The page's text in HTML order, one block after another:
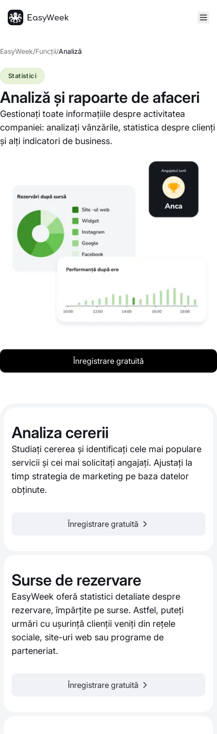
EasyWeek/Funcții/Analiză
Analiză și rapoarte de afaceri
Gestionați toate informațiile despre activitatea
companiei: analizați vânzările, statistica despre clienți
și alți indicatori de business.
Statistici
Înregistrare gratuită
Analiza cererii
Studiați cererea și identificați cele mai populare
servicii și cei mai solicitați angajați. Ajustați la
timp strategia de marketing pe baza datelor
obținute.
Înregistrare gratuită
Surse de rezervare
EasyWeek oferă statistici detaliate despre
rezervare, împărțite pe surse. Astfel, puteți
urmări cu ușurință clienții veniți din rețele
sociale, site-uri web sau programe de
parteneriat.
Înregistrare gratuită